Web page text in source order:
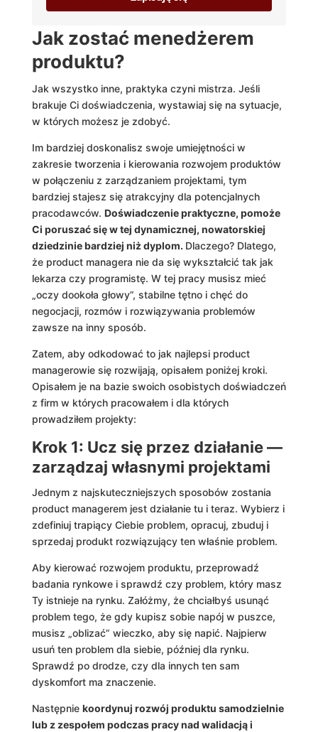
Jak zostać menedżerem
produktu?
Jak wszystko inne, praktyka czyni mistrza. Jeśli
brakuje Ci doświadczenia, wystawiaj się na sytuacje,
w których możesz je zdobyć.
Im bardziej doskonalisz swoje umiejętności w
zakresie tworzenia i kierowania rozwojem produktów
w połączeniu z zarządzaniem projektami, tym
bardziej stajesz się atrakcyjny dla potencjalnych
pracodawców. Doświadczenie praktyczne, pomoże
Ci poruszać się w tej dynamicznej, nowatorskiej
dziedzinie bardziej niż dyplom. Dlaczego? Dlatego,
że product managera nie da się wykształcić tak jak
lekarza czy programistę. W tej pracy musisz mieć
„oczy dookoła głowy”, stabilne tętno i chęć do
negocjacji, rozmów i rozwiązywania problemów
zawsze na inny sposób.
Zatem, aby odkodować to jak najlepsi product
managerowie się rozwijają, opisałem poniżej kroki.
Opisałem je na bazie swoich osobistych doświadczeń
z firm w których pracowałem i dla których
prowadziłem projekty:
Krok 1: Ucz się przez działanie —
zarządzaj własnymi projektami
Jednym z najskuteczniejszych sposobów zostania
product managerem jest działanie tu i teraz. Wybierz i
zdefiniuj trapiący Ciebie problem, opracuj, zbuduj i
sprzedaj produkt rozwiązujący ten właśnie problem.
Aby kierować rozwojem produktu, przeprowadź
badania rynkowe i sprawdź czy problem, który masz
Ty istnieje na rynku. Załóżmy, że chciałbyś usunąć
problem tego, że gdy kupisz sobie napój w puszce,
musisz „oblizać” wieczko, aby się napić. Najpierw
usuń ten problem dla siebie, później dla rynku.
Sprawdź po drodze, czy dla innych ten sam
dyskomfort ma znaczenie.
Następnie koordynuj rozwój produktu samodzielnie
lub z zespołem podczas pracy nad walidacją i